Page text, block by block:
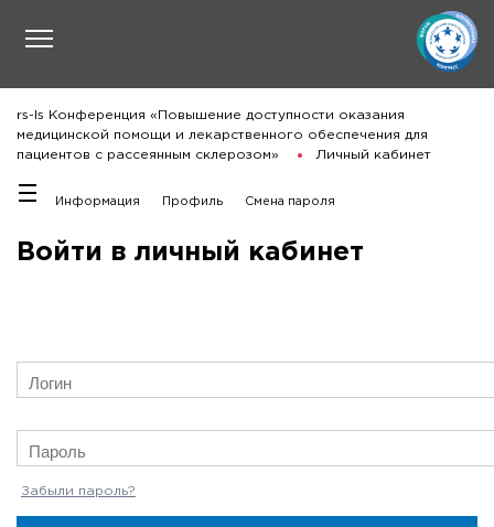
rs-ls Конференция «Повышение доступности оказания
медицинской помощи и лекарственного обеспечения для
пациентов с рассеянным склерозом»
Личный кабинет
Информация Профиль Смена пароля
Войти в личный кабинет
Забыли пароль?